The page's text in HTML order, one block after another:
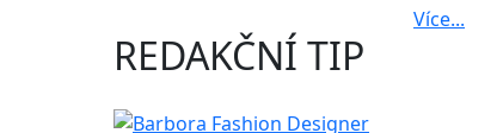
Více...
REDAKČNÍ TIP